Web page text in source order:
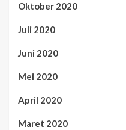
Oktober 2020
Juli 2020
Juni 2020
Mei 2020
April 2020
Maret 2020